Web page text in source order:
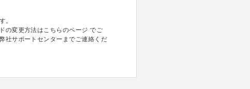
。
の変更方法はこちらのページ でご
社サポートセンターまでご連絡くだ